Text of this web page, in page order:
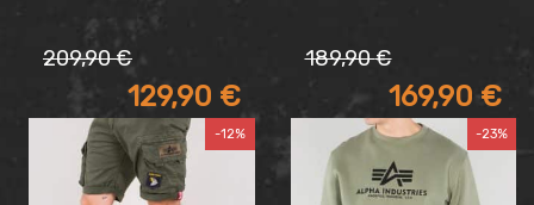
209,90€
bola:
209,90 €.
129,90 €
je:
129,90 €.
189,90€
bola:
189,90 €.
169,90€
je:
169,90 €.
-12% -23%